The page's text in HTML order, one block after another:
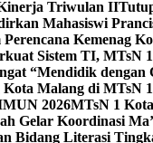
Triwulan II
Mahasiswi
Kemenag
Sistem TI, MTsN
“Mendidik dengan
Malang di
2026MTsN 1
Gelar Koordinasi
Bidang Literasi